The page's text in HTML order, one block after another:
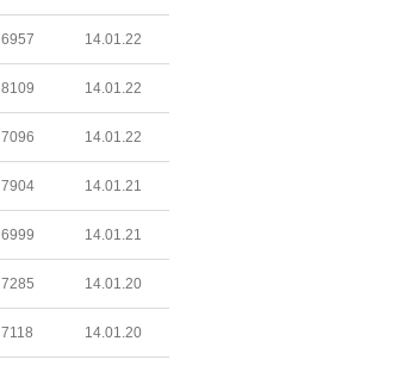
6957 14.01.22
8109 14.01.22
7096 14.01.22
7904 14.01.21
6999 14.01.21
7285 14.01.20
7118 14.01.20